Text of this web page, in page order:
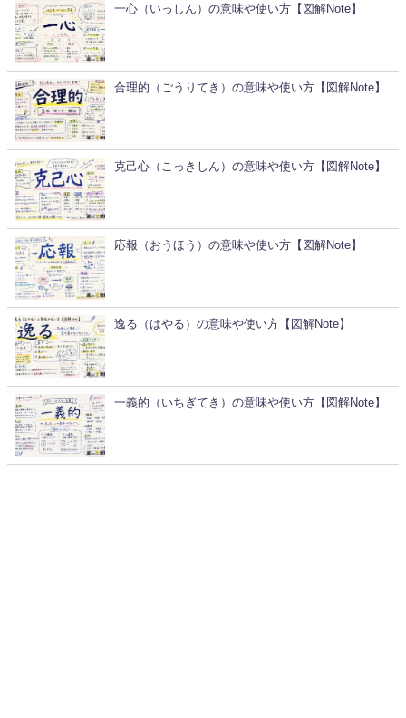
一心（いっしん）の意味や使い方【図解Note】
合理的（ごうりてき）の意味や使い方【図解Note】
克己心（こっきしん）の意味や使い方【図解Note】
応報（おうほう）の意味や使い方【図解Note】
逸る（はやる）の意味や使い方【図解Note】
一義的（いちぎてき）の意味や使い方【図解Note】